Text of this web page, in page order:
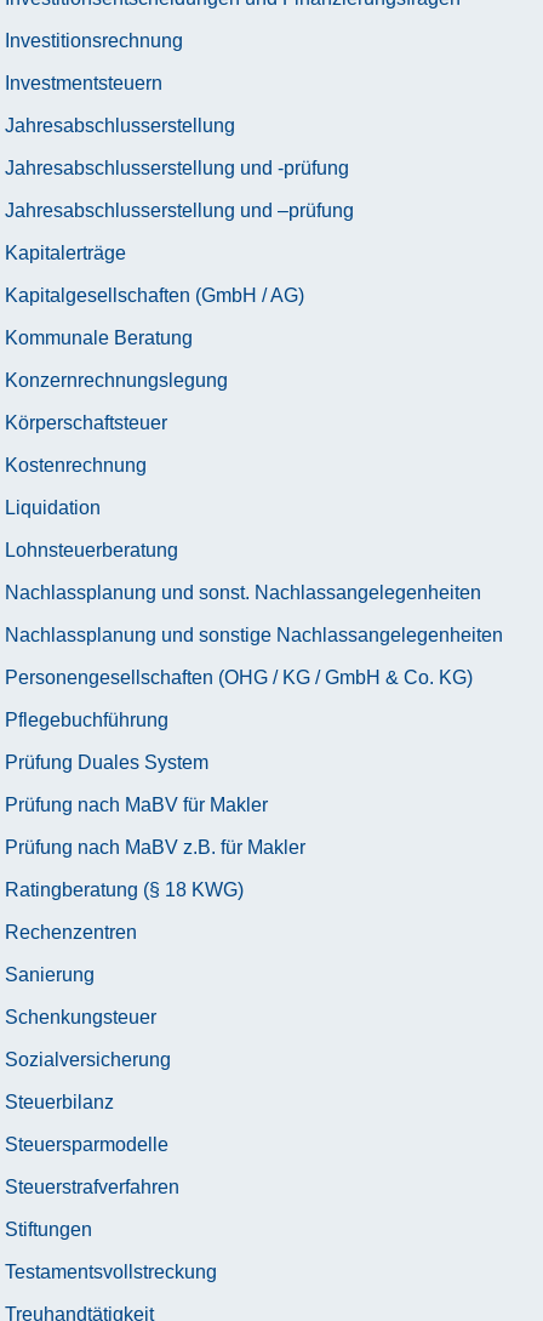
Investitionsrechnung
Investmentsteuern
Jahresabschlusserstellung
Jahresabschlusserstellung und -prüfung
Jahresabschlusserstellung und –prüfung
Kapitalerträge
Kapitalgesellschaften (GmbH / AG)
Kommunale Beratung
Konzernrechnungslegung
Körperschaftsteuer
Kostenrechnung
Liquidation
Lohnsteuerberatung
Nachlassplanung und sonst. Nachlassangelegenheiten
Nachlassplanung und sonstige Nachlassangelegenheiten
Personengesellschaften (OHG / KG / GmbH & Co. KG)
Pflegebuchführung
Prüfung Duales System
Prüfung nach MaBV für Makler
Prüfung nach MaBV z.B. für Makler
Ratingberatung (§ 18 KWG)
Rechenzentren
Sanierung
Schenkungsteuer
Sozialversicherung
Steuerbilanz
Steuersparmodelle
Steuerstrafverfahren
Stiftungen
Testamentsvollstreckung
Treuhandtätigkeit